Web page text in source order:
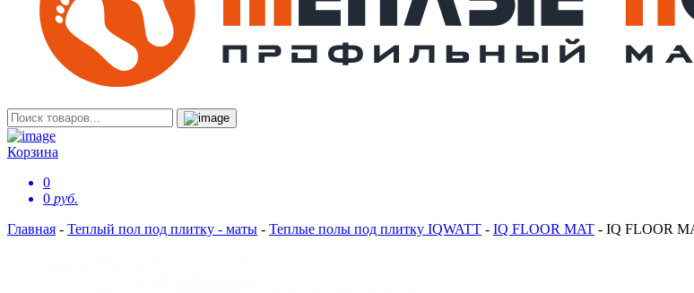
Корзина
0
0 руб.
Главная - Теплый пол под плитку - маты - Теплые полы под плитку IQWATT - IQ FLOOR MAT - IQ FLOOR